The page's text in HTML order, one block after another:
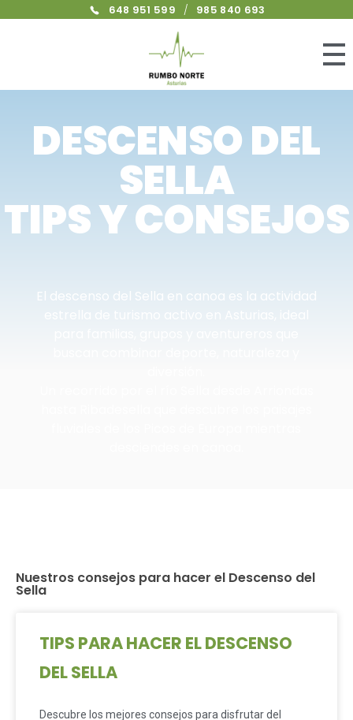
648 951 599 / 985 840 693
DESCENSO DEL
SELLA
TIPS Y CONSEJOS
El descenso del Sella en canoa es la actividad
Nuestros consejos para hacer el Descenso del
Sella
TIPS PARA HACER EL DESCENSO
DEL SELLA
Descubre los mejores consejos para disfrutar del